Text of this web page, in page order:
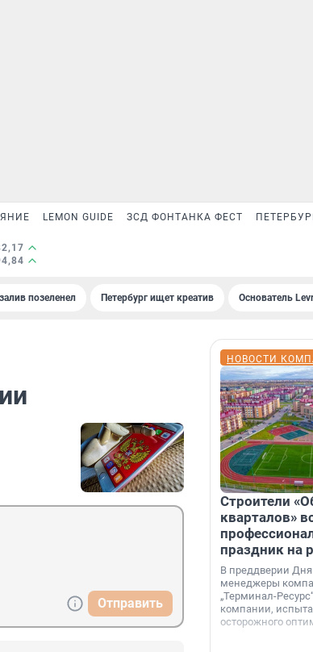
LEMON GUIDE ЗСД ФОНТАНКА ФЕСТ
позеленел Петербург ищет креатив Основатель
Отправить
НОВОСТИ
Строители
кварталов»
праздник на
В преддверии Дня
менеджеры
„Терминал-
компании,
осторожного